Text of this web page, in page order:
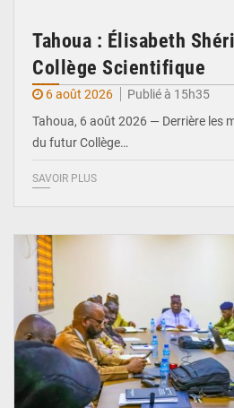
Tahoua : Élisabeth
Collège Scientifique
6 août 2026
Publié à 15h35
Tahoua, 6 août 2026 — Derrière les
du futur Collège…
SAVOIR PLUS